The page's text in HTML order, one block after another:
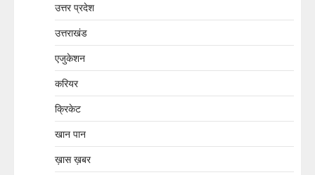
उत्तर प्रदेश
उत्तराखंड
एजुकेशन
करियर
क्रिकेट
खान पान
ख़ास ख़बर